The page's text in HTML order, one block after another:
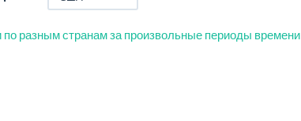
разным странам за произвольные периоды времени